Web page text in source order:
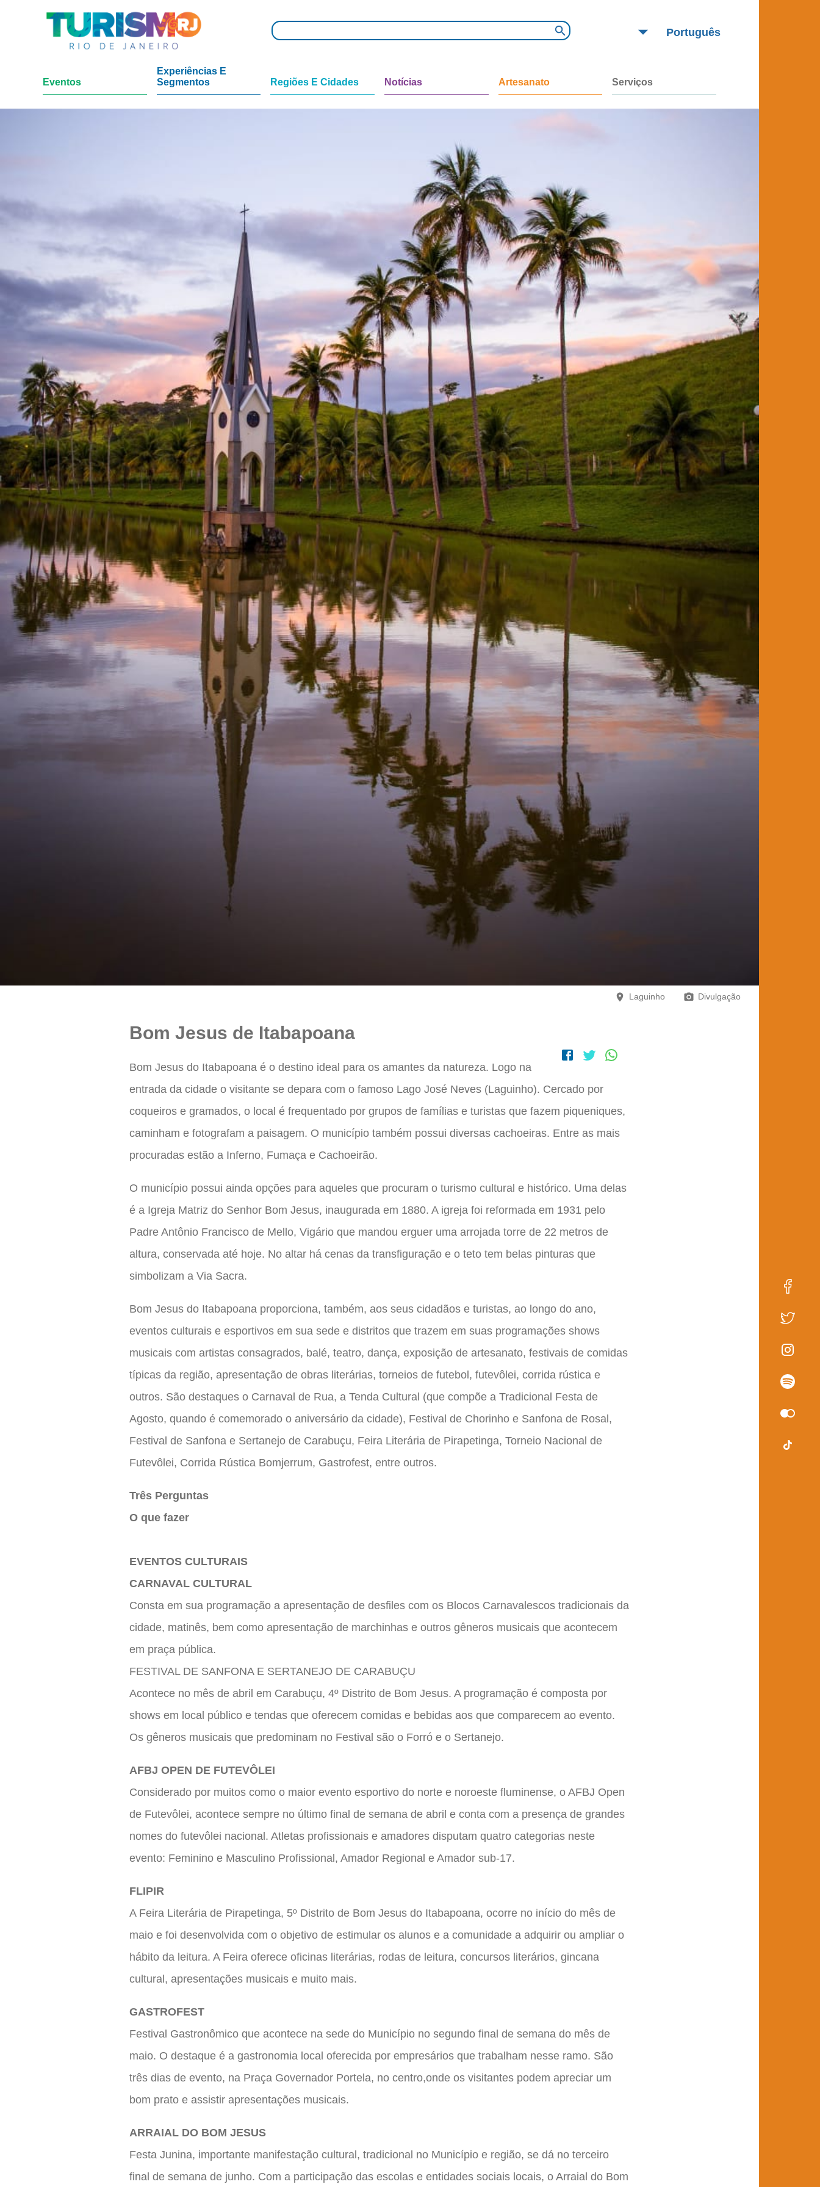
Português
Eventos
Experiências E
Segmentos
Regiões E Cidades Notícias Artesanato Serviços
Laguinho Divulgação
Bom Jesus de Itabapoana
Bom Jesus do Itabapoana é o destino ideal para os amantes da natureza. Logo na
entrada da cidade o visitante se depara com o famoso Lago José Neves (Laguinho). Cercado por
coqueiros e gramados, o local é frequentado por grupos de famílias e turistas que fazem piqueniques,
caminham e fotografam a paisagem. O município também possui diversas cachoeiras. Entre as mais
procuradas estão a Inferno, Fumaça e Cachoeirão.
O município possui ainda opções para aqueles que procuram o turismo cultural e histórico. Uma delas
é a Igreja Matriz do Senhor Bom Jesus, inaugurada em 1880. A igreja foi reformada em 1931 pelo
Padre Antônio Francisco de Mello, Vigário que mandou erguer uma arrojada torre de 22 metros de
altura, conservada até hoje. No altar há cenas da transfiguração e o teto tem belas pinturas que
simbolizam a Via Sacra.
Bom Jesus do Itabapoana proporciona, também, aos seus cidadãos e turistas, ao longo do ano,
eventos culturais e esportivos em sua sede e distritos que trazem em suas programações shows
musicais com artistas consagrados, balé, teatro, dança, exposição de artesanato, festivais de comidas
típicas da região, apresentação de obras literárias, torneios de futebol, futevôlei, corrida rústica e
outros. São destaques o Carnaval de Rua, a Tenda Cultural (que compõe a Tradicional Festa de
Agosto, quando é comemorado o aniversário da cidade), Festival de Chorinho e Sanfona de Rosal,
Festival de Sanfona e Sertanejo de Carabuçu, Feira Literária de Pirapetinga, Torneio Nacional de
Futevôlei, Corrida Rústica Bomjerrum, Gastrofest, entre outros.
Três Perguntas
O que fazer
EVENTOS CULTURAIS
CARNAVAL CULTURAL
Consta em sua programação a apresentação de desfiles com os Blocos Carnavalescos tradicionais da
cidade, matinês, bem como apresentação de marchinhas e outros gêneros musicais que acontecem
em praça pública.
FESTIVAL DE SANFONA E SERTANEJO DE CARABUÇU
Acontece no mês de abril em Carabuçu, 4º Distrito de Bom Jesus. A programação é composta por
shows em local público e tendas que oferecem comidas e bebidas aos que comparecem ao evento.
Os gêneros musicais que predominam no Festival são o Forró e o Sertanejo.
AFBJ OPEN DE FUTEVÔLEI
Considerado por muitos como o maior evento esportivo do norte e noroeste fluminense, o AFBJ Open
de Futevôlei, acontece sempre no último final de semana de abril e conta com a presença de grandes
nomes do futevôlei nacional. Atletas profissionais e amadores disputam quatro categorias neste
evento: Feminino e Masculino Profissional, Amador Regional e Amador sub-17.
FLIPIR
A Feira Literária de Pirapetinga, 5º Distrito de Bom Jesus do Itabapoana, ocorre no início do mês de
maio e foi desenvolvida com o objetivo de estimular os alunos e a comunidade a adquirir ou ampliar o
hábito da leitura. A Feira oferece oficinas literárias, rodas de leitura, concursos literários, gincana
cultural, apresentações musicais e muito mais.
GASTROFEST
Festival Gastronômico que acontece na sede do Município no segundo final de semana do mês de
maio. O destaque é a gastronomia local oferecida por empresários que trabalham nesse ramo. São
três dias de evento, na Praça Governador Portela, no centro,onde os visitantes podem apreciar um
bom prato e assistir apresentações musicais.
ARRAIAL DO BOM JESUS
Festa Junina, importante manifestação cultural, tradicional no Município e região, se dá no terceiro
final de semana de junho. Com a participação das escolas e entidades sociais locais, o Arraial do Bom